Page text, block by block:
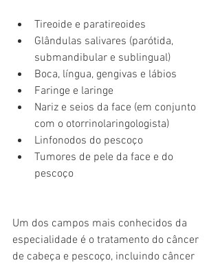
Tireoide e paratireoides
Glândulas salivares (parótida,
submandibular e sublingual)
Boca, língua, gengivas e lábios
Faringe e laringe
Nariz e seios da face (em conjunto
com o otorrinolaringologista)
Linfonodos do pescoço
Tumores de pele da face e do
pescoço
Um dos campos mais conhecidos da
especialidade é o tratamento do câncer
de cabeça e pescoço, incluindo câncer